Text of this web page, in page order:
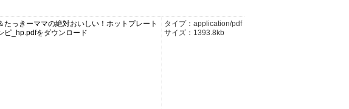
たっきーママの絶対おいしい！ホットプレート
ピ_hp.pdfをダウンロード
タイプ：application/pdf
サイズ：1393.8kb